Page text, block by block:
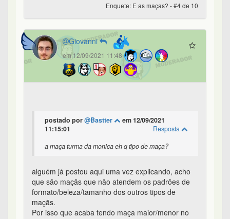
Enquete: E as maças? - #4 de 10
Giovanni
em 12/09/2021 11:48
postado por@Bastter
em 12/09/2021
11:15:01
Resposta
a maça turma da monica eh q tipo de maça?
alguém já postou aqui uma vez explicando, acho
que são maçãs que não atendem os padrões de
formato/beleza/tamanho dos outros tipos de
maçãs.
Por isso que acaba tendo maça maior/menor no